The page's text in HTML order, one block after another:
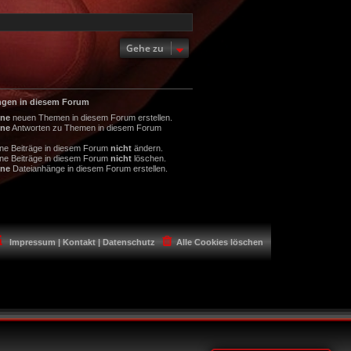
t
rr
e
g
Gehe zu
in diesem Forum
neuen Themen in diesem Forum erstellen.
Antworten zu Themen in diesem Forum
Beiträge in diesem Forumnicht ändern.
Beiträge in diesem Forumnicht löschen.
Dateianhänge in diesem Forum erstellen.
Alle Cookies löschen
Impressum | Kontakt | Datenschutz